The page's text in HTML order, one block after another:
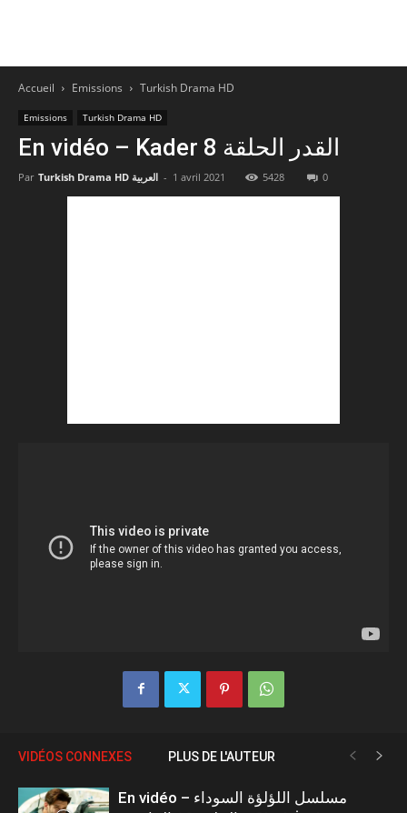
Accueil Emissions Turkish Drama HD
Emissions Turkish Drama HD
En vidéo – Kader 8 القدر الحلقة
Par Turkish Drama HD العربية - 1 avril 2021 5428 0
VIDÉOS CONNEXES PLUS DE L'AUTEUR
En vidéo – مسلسل اللؤلؤة السوداء